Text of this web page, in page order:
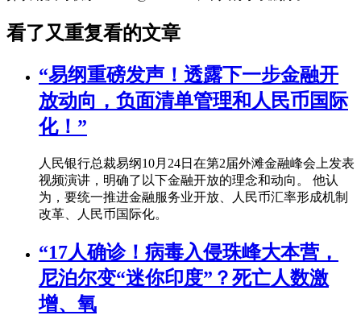
看了又重复看的文章
“易纲重磅发声！透露下一步金融开
放动向，负面清单管理和人民币国际
化！”
人民银行总裁易纲10月24日在第2届外滩金融峰会上发表
视频演讲，明确了以下金融开放的理念和动向。 他认
为，要统一推进金融服务业开放、人民币汇率形成机制
改革、人民币国际化。
“17人确诊！病毒入侵珠峰大本营，
尼泊尔变“迷你印度”？死亡人数激
增、氧